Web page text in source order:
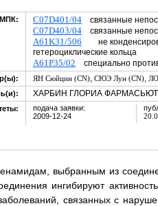
C07D401/04связанные
C07D403/04связанные
A61K31/506 не
гетероциклические кольца
A61P35/02 специально
ЯН Сюйцин (CN), СЮЭ Лун (CN),
ХАРБИН ГЛОРИА
подача заявки:
2009-12-24
выбранным из
ингибируют
связанных с